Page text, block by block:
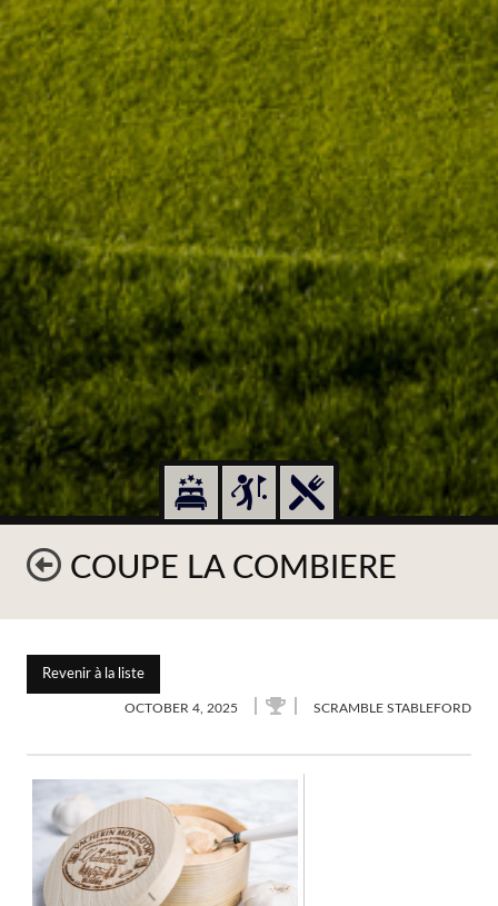
COUPE LA COMBIERE
Revenir à la liste
OCTOBER 4, 2025 SCRAMBLE STABLEFORD